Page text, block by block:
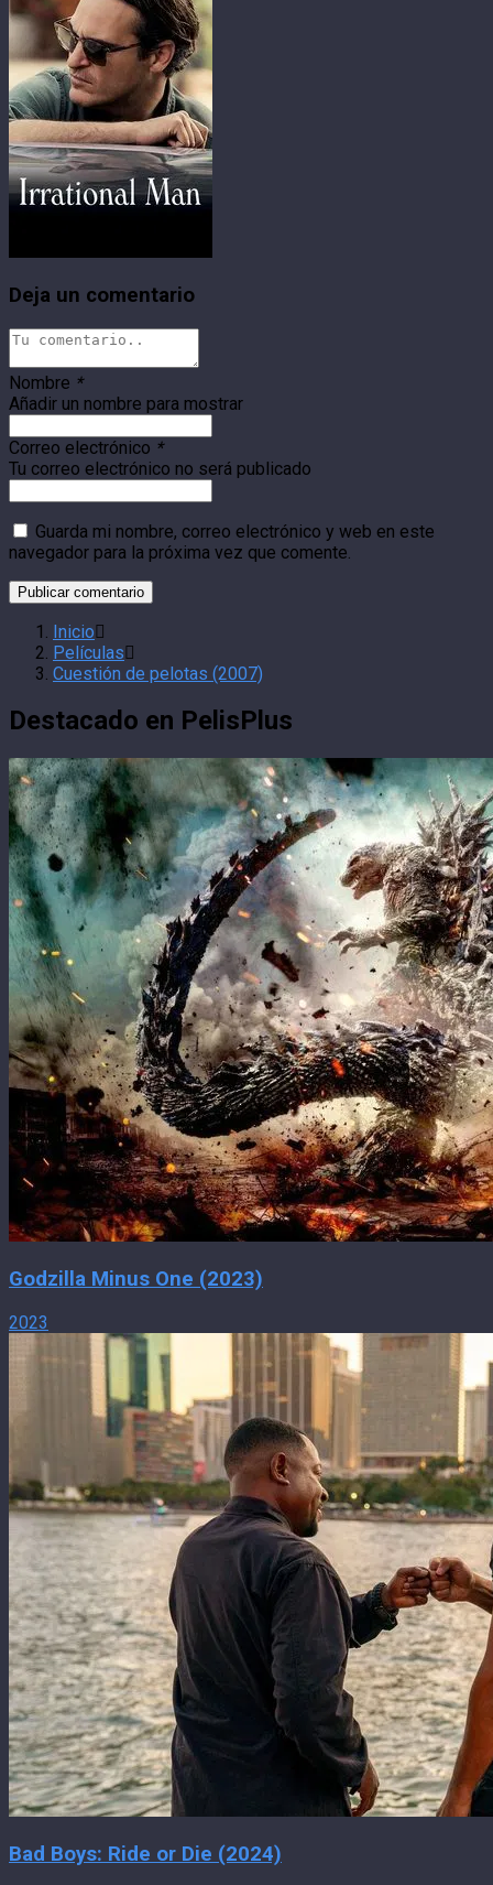
Deja un comentario
Nombre *
Añadir un nombre para mostrar
Correo electrónico *
Tu correo electrónico no será publicado
Guarda mi nombre, correo electrónico y web en este
navegador para la próxima vez que comente.
Inicio
Películas
Cuestión de pelotas (2007)
Destacado en PelisPlus
Godzilla Minus One (2023)
2023
Bad Boys: Ride or Die (2024)